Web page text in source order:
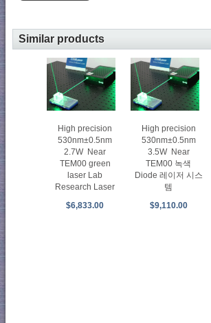
Similar products
High precision
530nm±0.5nm
2.7W Near
TEM00 green
laser Lab
Research Laser
$6,833.00
High precision
530nm±0.5nm
3.5W Near
TEM00 녹색
Diode 레이저 시스
템
$9,110.00